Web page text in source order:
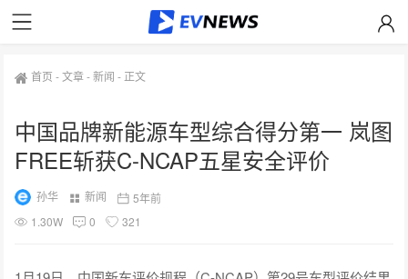
首页 -文章-新闻 - 正文
中国品牌新能源车型综合得分第一 岚图
FREE斩获C-NCAP五星安全评价
孙华 新闻
5年前
1.30W
0 321